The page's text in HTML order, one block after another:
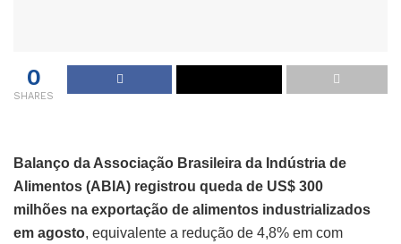
0
SHARES
Balanço da Associação Brasileira da Indústria de
Alimentos (ABIA) registrou queda de US$ 300
milhões na exportação de alimentos industrializados
em agosto, equivalente a redução de 4,8% em com